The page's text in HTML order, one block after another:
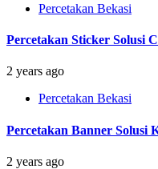
Percetakan Bekasi
Percetakan Sticker Solusi
2 years ago
Percetakan Bekasi
Percetakan Banner Solusi
2 years ago